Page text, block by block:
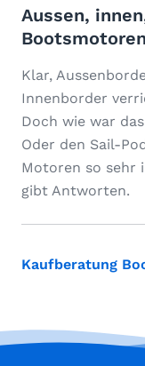
Aussen,
Klar,
Innenborder
Doch wie war
Oder den Sail-
Motoren so sehr
gibt Antworten.
Kaufberatung